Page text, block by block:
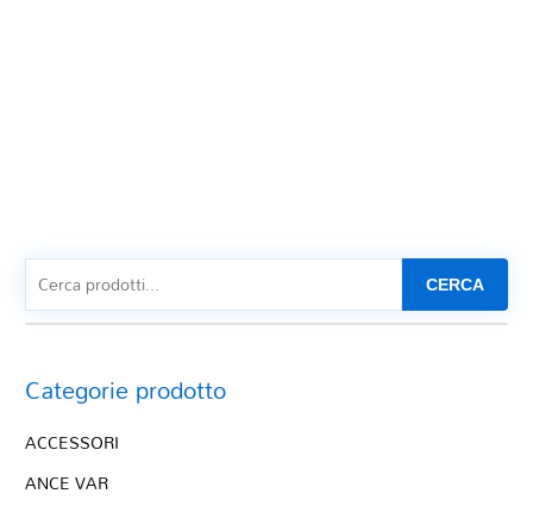
CERCA
Categorie prodotto
ACCESSORI
ANCE VAR